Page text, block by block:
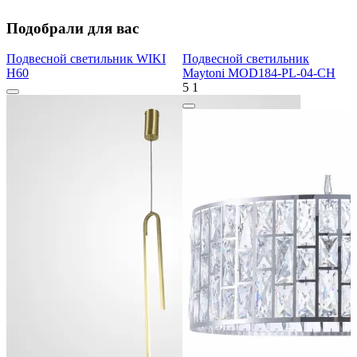
Подобрали для вас
Подвесной светильник WIKI
H60
Подвесной светильник
Maytoni MOD184-PL-04-CH
5 1